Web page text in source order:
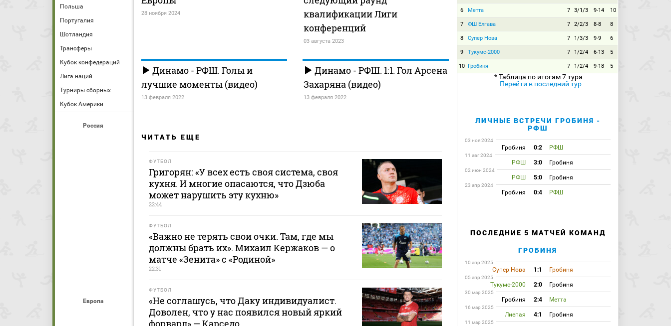
Польша
Португалия
Шотландия
Трансферы
Кубок конфедераций
Лига наций
Турниры сборных
Кубок Америки
Россия
Европа
28 ноября 2024
квалификации Лиги
конференций
03 августа 2023
Динамо - РФШ. Голы и
лучшие моменты (видео)
13 февраля 2022
Динамо - РФШ. 1:1. Гол Арсена
Захаряна (видео)
13 февраля 2022
ЧИТАТЬ ЕЩЕ
ФУТБОЛ
Григорян: «У всех есть своя система, своя
кухня. И многие опасаются, что Дзюба
может нарушить эту кухню»
22:44
ФУТБОЛ
«Важно не терять свои очки. Там, где мы
должны брать их». Михаил Кержаков — о
матче «Зенита» с «Родиной»
22:31
ФУТБОЛ
«Не соглашусь, что Даку индивидуалист.
Доволен, что у нас появился новый яркий
форвард» — Карседо
6 Метта 7 3/1/3 9-14 10
7 ФШ Елгава 7 2/2/3 8-8 8
8 Супер Нова 7 1/3/3 9-9 6
9 Тукумс-2000 7 1/2/4 6-13 5
10 Гробиня 7 1/2/4 9-18 5
* Таблица по итогам 7 тура
Перейти в последний тур
ЛИЧНЫЕ ВСТРЕЧИ ГРОБИНЯ -
РФШ
03 ноя 2024
Гробиня 0:2 РФШ
11 авг 2024
РФШ 3:0 Гробиня
02 июн 2024
РФШ 5:0 Гробиня
23 апр 2024
Гробиня 0:4 РФШ
ПОСЛЕДНИЕ 5 МАТЧЕЙ КОМАНД
ГРОБИНЯ
10 апр 2025
Супер Нова 1:1 Гробиня
05 апр 2025
Тукумс-2000 2:0 Гробиня
30 мар 2025
Гробиня 2:4 Метта
16 мар 2025
Лиепая 4:1 Гробиня
11 мар 2025